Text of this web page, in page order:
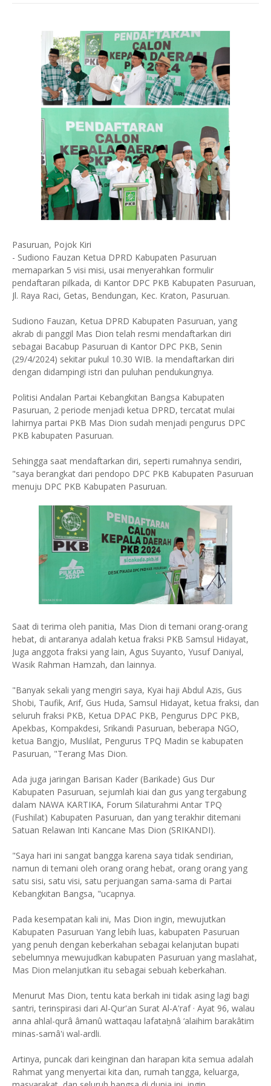
Pasuruan, Pojok Kiri
- Sudiono Fauzan Ketua DPRD Kabupaten Pasuruan
memaparkan 5 visi misi, usai menyerahkan formulir
pendaftaran pilkada, di Kantor DPC PKB Kabupaten Pasuruan,
Jl. Raya Raci, Getas, Bendungan, Kec. Kraton, Pasuruan.
Sudiono Fauzan, Ketua DPRD Kabupaten Pasuruan, yang
akrab di panggil Mas Dion telah resmi mendaftarkan diri
sebagai Bacabup Pasuruan di Kantor DPC PKB, Senin
(29/4/2024) sekitar pukul 10.30 WIB. Ia mendaftarkan diri
dengan didampingi istri dan puluhan pendukungnya.
Politisi Andalan Partai Kebangkitan Bangsa Kabupaten
Pasuruan, 2 periode menjadi ketua DPRD, tercatat mulai
lahirnya partai PKB Mas Dion sudah menjadi pengurus DPC
PKB kabupaten Pasuruan.
Sehingga saat mendaftarkan diri, seperti rumahnya sendiri,
"saya berangkat dari pendopo DPC PKB Kabupaten Pasuruan
menuju DPC PKB Kabupaten Pasuruan.
Saat di terima oleh panitia, Mas Dion di temani orang-orang
hebat, di antaranya adalah ketua fraksi PKB Samsul Hidayat,
Juga anggota fraksi yang lain, Agus Suyanto, Yusuf Daniyal,
Wasik Rahman Hamzah, dan lainnya.
"Banyak sekali yang mengiri saya, Kyai haji Abdul Azis, Gus
Shobi, Taufik, Arif, Gus Huda, Samsul Hidayat, ketua fraksi, dan
seluruh fraksi PKB, Ketua DPAC PKB, Pengurus DPC PKB,
Apekbas, Kompakdesi, Srikandi Pasuruan, beberapa NGO,
ketua Bangjo, Muslilat, Pengurus TPQ Madin se kabupaten
Pasuruan, "Terang Mas Dion.
Ada juga jaringan Barisan Kader (Barikade) Gus Dur
Kabupaten Pasuruan, sejumlah kiai dan gus yang tergabung
dalam NAWA KARTIKA, Forum Silaturahmi Antar TPQ
(Fushilat) Kabupaten Pasuruan, dan yang terakhir ditemani
Satuan Relawan Inti Kancane Mas Dion (SRIKANDI).
"Saya hari ini sangat bangga karena saya tidak sendirian,
namun di temani oleh orang orang hebat, orang orang yang
satu sisi, satu visi, satu perjuangan sama-sama di Partai
Kebangkitan Bangsa, "ucapnya.
Pada kesempatan kali ini, Mas Dion ingin, mewujutkan
Kabupaten Pasuruan Yang lebih luas, kabupaten Pasuruan
yang penuh dengan keberkahan sebagai kelanjutan bupati
sebelumnya mewujudkan kabupaten Pasuruan yang maslahat,
Mas Dion melanjutkan itu sebagai sebuah keberkahan.
Menurut Mas Dion, tentu kata berkah ini tidak asing lagi bagi
santri, terinspirasi dari Al-Qur'an Surat Al-A'raf · Ayat 96, walau
anna ahlal-qurâ âmanû wattaqau lafataḫnâ ‘alaihim barakâtim
minas-samâ'i wal-ardli.
Artinya, puncak dari keinginan dan harapan kita semua adalah
Rahmat yang menyertai kita dan, rumah tangga, keluarga,